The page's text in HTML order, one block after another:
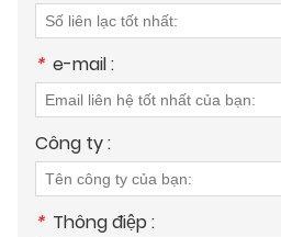
* e-mail :
Công ty :
* Thông điệp :